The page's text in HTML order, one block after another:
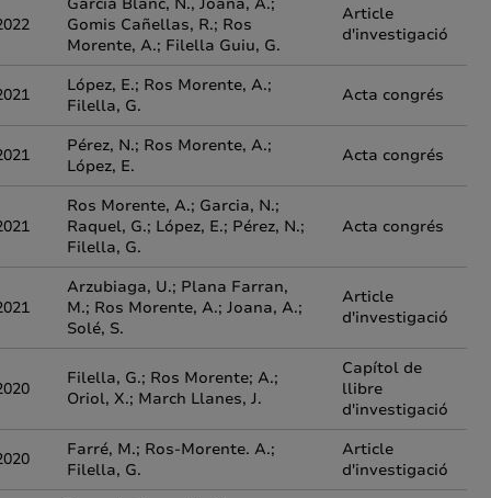
Gomis Cañellas, R.; Ros
Morente, A.; Filella Guiu, G.
Article
d'investigació
López, E.; Ros Morente, A.;
Filella, G.
Acta congrés
Pérez, N.; Ros Morente, A.;
López, E.
Acta congrés
Ros Morente, A.; Garcia, N.;
Raquel, G.; López, E.; Pérez, N.;
Filella, G.
Acta congrés
Arzubiaga, U.; Plana Farran,
M.; Ros Morente, A.; Joana, A.;
Solé, S.
Article
d'investigació
Filella, G.; Ros Morente; A.;
Oriol, X.; March Llanes, J.
Capítol de
llibre
d'investigació
Farré, M.; Ros-Morente. A.;
Filella, G.
Article
d'investigació